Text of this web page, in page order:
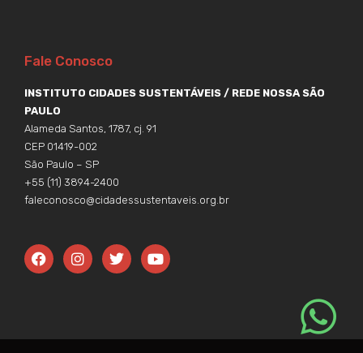
Fale Conosco
INSTITUTO CIDADES SUSTENTÁVEIS / REDE NOSSA SÃO
PAULO
Alameda Santos, 1787, cj. 91
CEP 01419-002
São Paulo – SP
+55 (11) 3894-2400
faleconosco@cidadessustentaveis.org.br
F
a
o
I
n
r
T
w
r
Y
o
e